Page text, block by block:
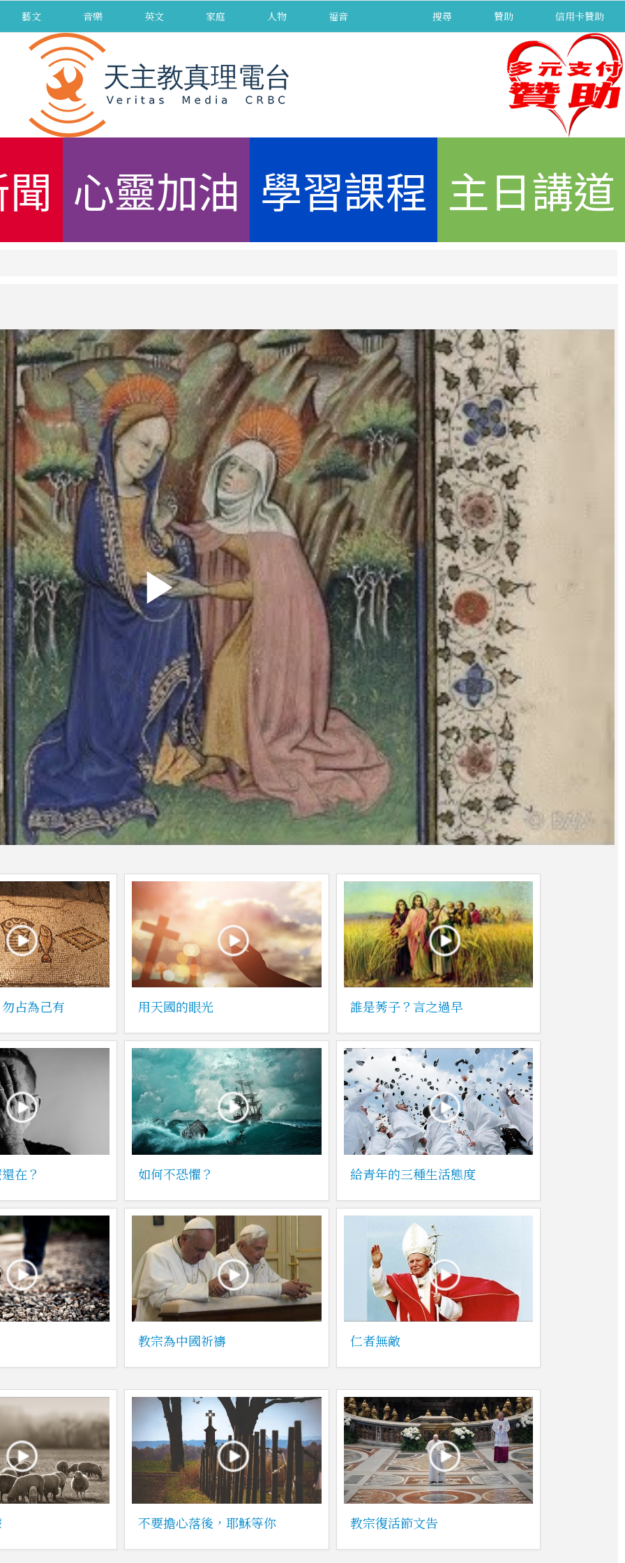
藝文 音樂 英文 家庭 人物 福音 搜尋 贊助 信用卡贊助
心靈加油 學習課程 主日講道
占為己有 用天國的眼光 誰是莠子？言之過早
在？ 如何不恐懼？ 給青年的三種生活態度
教宗為中國祈禱 仁者無敵
不要擔心落後，耶穌等你 教宗復活節文告